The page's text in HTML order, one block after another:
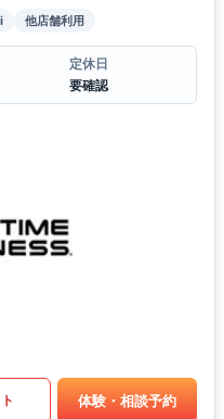
他店舗利用
定休日
要確認
体験・相談予約